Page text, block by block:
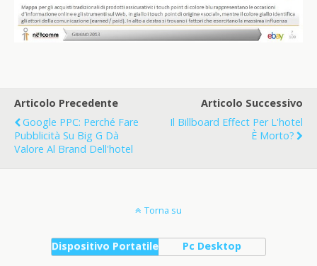
Articolo Precedente
Google PPC: Perché Fare
Pubblicità Su Big G Dà
Valore Al Brand Dell'hotel
Articolo Successivo
Il Billboard Effect Per L'hotel
È Morto?
Torna su
Dispositivo Portatile Pc Desktop